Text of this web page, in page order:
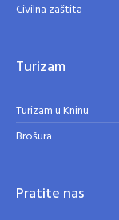
Civilna zaštita
Turizam
Turizam u Kninu
Brošura
Pratite nas